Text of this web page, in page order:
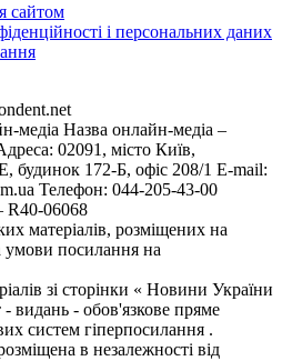
сайтом
і персональних даних
медіа Назва онлайн-медіа –
02091, місто Київ,
172-Б, офіс 208/1 E-mail:
Телефон: 044-205-43-00
R40-06068
матеріалів, розміщених на
умови посилання на
зі сторінки « Новини України
- видань - обов'язкове пряме
систем гіперпосилання .
в незалежності від